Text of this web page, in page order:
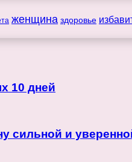
женщина здоровье
10 дней
сильной и